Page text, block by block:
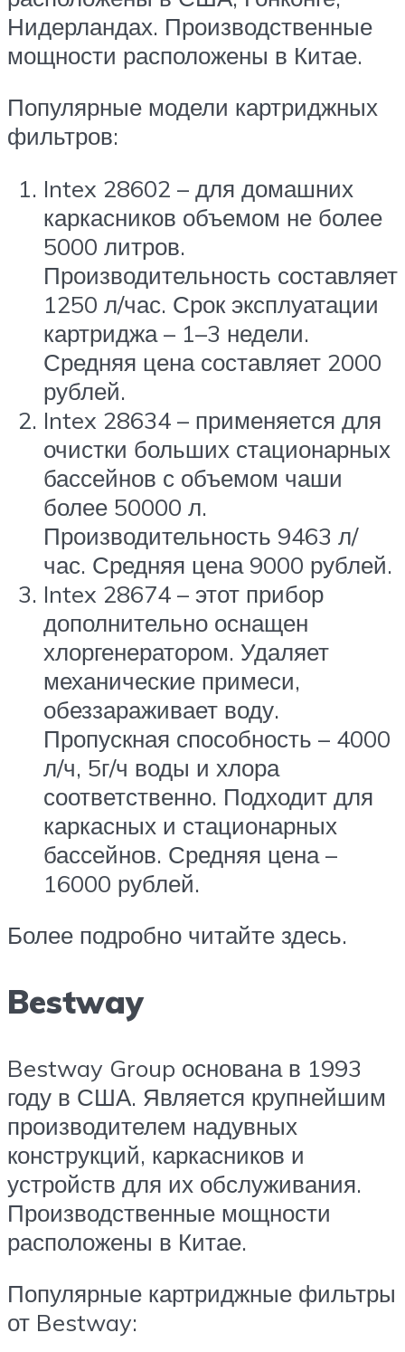
Нидерландах. Производственные
мощности расположены в Китае.
Популярные модели картриджных
фильтров:
Intex 28602 – для домашних
каркасников объемом не более
5000 литров.
Производительность составляет
1250 л/час. Срок эксплуатации
картриджа – 1–3 недели.
Средняя цена составляет 2000
рублей.
Intex 28634 – применяется для
очистки больших стационарных
бассейнов с объемом чаши
более 50000 л.
Производительность 9463 л/
час. Средняя цена 9000 рублей.
Intex 28674 – этот прибор
дополнительно оснащен
хлоргенератором. Удаляет
механические примеси,
обеззараживает воду.
Пропускная способность – 4000
л/ч, 5г/ч воды и хлора
соответственно. Подходит для
каркасных и стационарных
бассейнов. Средняя цена –
16000 рублей.
Более подробно читайте здесь.
Bestway
Bestway Group основана в 1993
году в США. Является крупнейшим
производителем надувных
конструкций, каркасников и
устройств для их обслуживания.
Производственные мощности
расположены в Китае.
Популярные картриджные фильтры
от Bestway: